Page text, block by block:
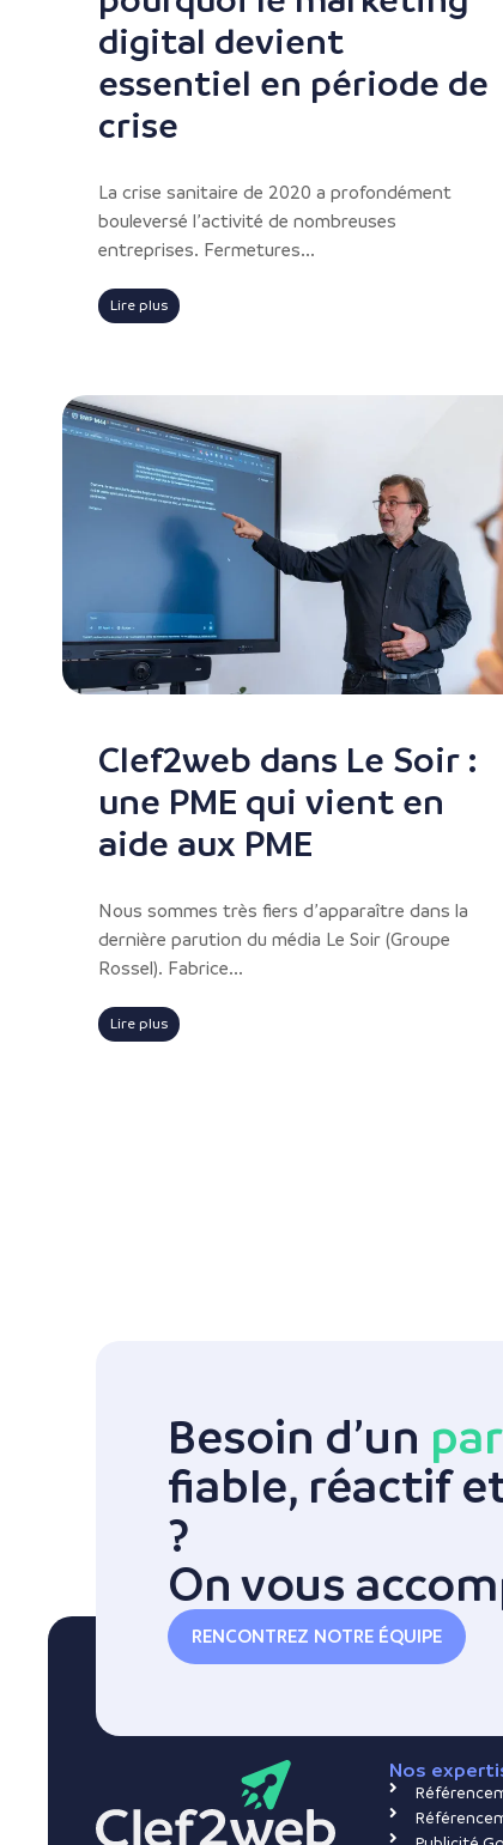
digital devient
essentiel en période de
crise
La crise sanitaire de 2020 a profondément
bouleversé l’activité de nombreuses
entreprises. Fermetures...
Lire plus
Clef2web dans Le Soir :
une PME qui vient en
aide aux PME
Nous sommes très fiers d’apparaître dans la
dernière parution du média Le Soir (Groupe
Rossel). Fabrice...
Lire plus
Besoin d’un
fiable, réactif
?
On vous
RENCONTREZ NOTRE ÉQUIPE
Nos